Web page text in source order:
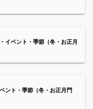
ベント・季節（冬・お正月
ント・季節（冬・お正月門